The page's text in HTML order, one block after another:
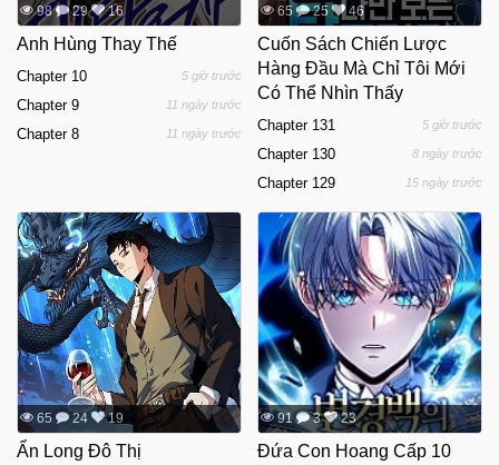
98 29 16
Anh Hùng Thay Thế
Chapter 10 5 giờ trước
Chapter 9 11 ngày trước
Chapter 8 11 ngày trước
65 25 46
Cuốn Sách Chiến Lược
Hàng Đầu Mà Chỉ Tôi Mới
Có Thể Nhìn Thấy
Chapter 131 5 giờ trước
Chapter 130 8 ngày trước
Chapter 129 15 ngày trước
65 24 19
Ẩn Long Đô Thị
91 3 23
Đứa Con Hoang Cấp 10